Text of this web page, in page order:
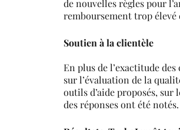
de nouvelles règles pour
remboursement trop élevé
Soutien à la clientèle
En plus de l’exactitude
sur l’évaluation de la
outils d’aide proposés,
des réponses ont été notés.